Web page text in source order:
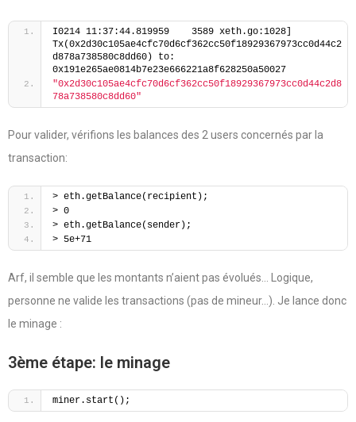
I0214 11:37:44.819959    3589 xeth.go:1028]
Tx(0x2d30c105ae4cfc70d6cf362cc50f18929367973cc0d44c2
d878a738580c8dd60) to:
0x191e265ae0814b7e23e666221a8f628250a50027
"0x2d30c105ae4cfc70d6cf362cc50f18929367973cc0d44c2d8
78a738580c8dd60"
Pour valider, vérifions les balances des 2 users concernés par la
transaction:
> eth.getBalance(recipient);
> 0
> eth.getBalance(sender);
> 5e+71
Arf, il semble que les montants n’aient pas évolués… Logique,
personne ne valide les transactions (pas de mineur…). Je lance donc
le minage :
3ème étape: le minage
miner.start();